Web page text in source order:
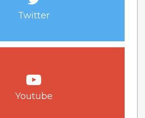
Twitter
Youtube